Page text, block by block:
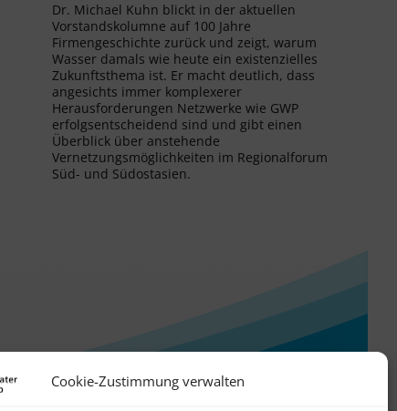
Cookie-Zustimmung verwalten
Dr. Michael Kuhn blickt in der aktuellen
Vorstandskolumne auf 100 Jahre
Firmengeschichte zurück und zeigt, warum
Wasser damals wie heute ein existenzielles
Zukunftsthema ist. Er macht deutlich, dass
angesichts immer komplexerer
Herausforderungen Netzwerke wie GWP
erfolgsentscheidend sind und gibt einen
Überblick über anstehende
Vernetzungsmöglichkeiten im Regionalforum
Süd- und Südostasien.